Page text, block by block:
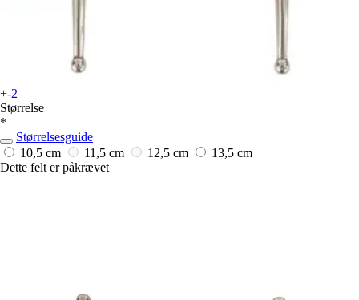
+-2
Størrelse
*
Størrelsesguide
10,5 cm
11,5 cm 12,5 cm
13,5 cm
Dette felt er påkrævet